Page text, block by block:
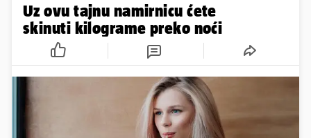
Uz ovu tajnu namirnicu ćete
skinuti kilograme preko noći